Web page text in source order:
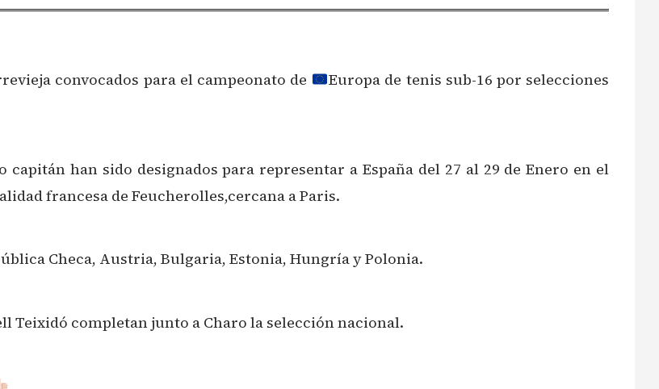
convocados para el campeonato de
Europa de tenis sub-16 por selecciones
han sido designados para representar a España del 27 al 29 de Enero en el
francesa de Feucherolles,cercana a Paris.
Checa, Austria, Bulgaria, Estonia, Hungría y Polonia.
completan junto a Charo la selección nacional.